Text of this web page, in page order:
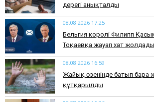
дерегі анықталды
08.08.2026 17:25
Бельгия королі Филипп
Тоқаевқа жауап хат жолдады
08.08.2026 16:59
Жайық өзенінде батып бара
құтқарылды